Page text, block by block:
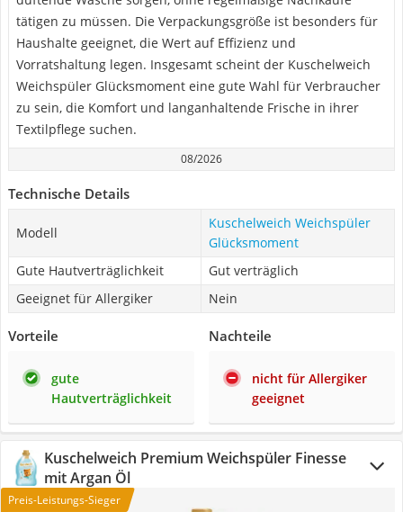
tätigen zu müssen. Die Verpackungsgröße ist besonders für
Haushalte geeignet, die Wert auf Effizienz und
Vorratshaltung legen. Insgesamt scheint der Kuschelweich
Weichspüler Glücksmoment eine gute Wahl für Verbraucher
zu sein, die Komfort und langanhaltende Frische in ihrer
Textilpflege suchen.
08/2026
Technische Details
Modell
Kuschelweich Weichspüler
Glücksmoment
Gute Hautverträglichkeit
Gut verträglich
Geeignet für Allergiker
Nein
Vorteile
gute
Hautverträglichkeit
Nachteile
nicht für Allergiker
geeignet
Kuschelweich Premium Weichspüler Finesse
mit Argan Öl
Preis-Leistungs-Sieger